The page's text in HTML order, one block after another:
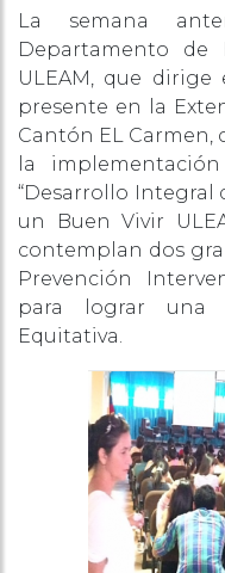
La semana
Departamento de
ULEAM, que dirige
presente en la
Cantón EL
la
“Desarrollo Integral
un Buen Vivir
contemplan dos
Prevención
para lograr una
Equitativa.